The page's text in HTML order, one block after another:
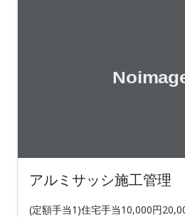
アルミサッシ施工管理
(定額手当1)住宅手当10,000円